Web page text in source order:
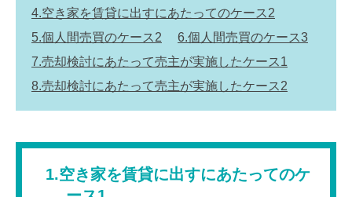
4.空き家を賃貸に出すにあたってのケース2
5.個人間売買のケース2
6.個人間売買のケース3
7.売却検討にあたって売主が実施したケース1
8.売却検討にあたって売主が実施したケース2
1.空き家を賃貸に出すにあたってのケ